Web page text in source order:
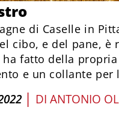
di Caselle in
cibo, e del pane, è
ha fatto della
e un collante per
| DI ANTONIO